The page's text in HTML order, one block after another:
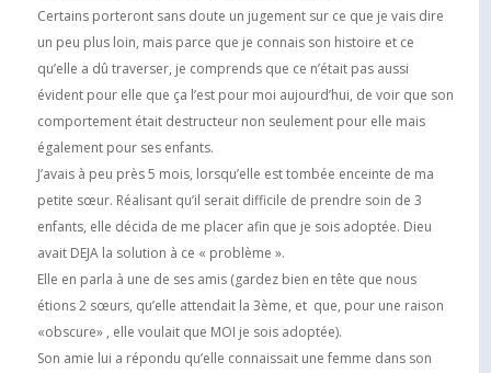
Certains porteront sans doute un jugement sur ce que je vais dire
un peu plus loin, mais parce que je connais son histoire et ce
qu’elle a dû traverser, je comprends que ce n’était pas aussi
évident pour elle que ça l’est pour moi aujourd’hui, de voir que son
comportement était destructeur non seulement pour elle mais
également pour ses enfants.
J’avais à peu près 5 mois, lorsqu’elle est tombée enceinte de ma
petite sœur. Réalisant qu’il serait difficile de prendre soin de 3
enfants, elle décida de me placer afin que je sois adoptée. Dieu
avait DEJA la solution à ce « problème ».
Elle en parla à une de ses amis (gardez bien en tête que nous
étions 2 sœurs, qu’elle attendait la 3ème, et que, pour une raison
«obscure» , elle voulait que MOI je sois adoptée).
Son amie lui a répondu qu’elle connaissait une femme dans son